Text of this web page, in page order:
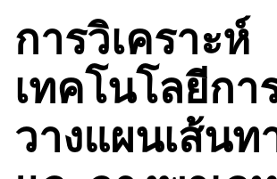
การวิเคราะห์
เทคโนโลยีกา
วางแผนเส้นท